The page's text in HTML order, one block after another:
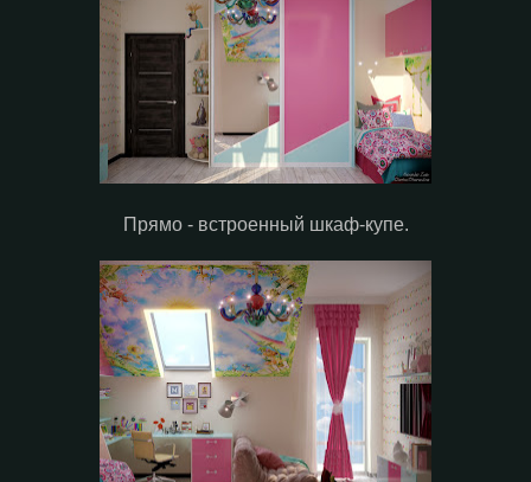
Прямо - встроенный шкаф-купе.